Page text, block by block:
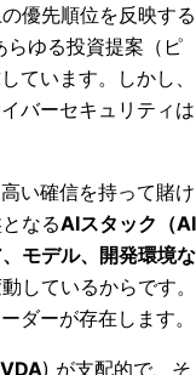
優先順位を反映する
らゆる投資提案（ピ
ています。しかし、
バーセキュリティは
い確信を持って賭け
なるAIスタック（AI
モデル、開発環境な
しているからです。
ダーが存在します。
) が支配的で、そ